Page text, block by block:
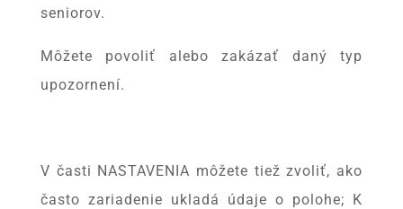
seniorov.
Môžete povoliť alebo zakázať daný typ
upozornení.
V časti NASTAVENIA môžete tiež zvoliť, ako
často zariadenie ukladá údaje o polohe; K